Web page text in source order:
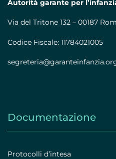
Autorità garante per
Via del Tritone 132 – 00187
Codice Fiscale: 11784021005
Documentazione
Protocolli d’intesa